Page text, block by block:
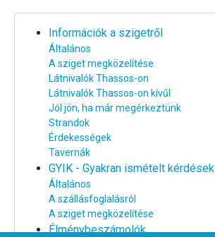
Információk a szigetről
Általános
A sziget megközelítése
Látnivalók Thassos-on
Látnivalók Thassos-on kívűl
Jól jön, ha már megérkeztünk
Strandok
Érdekességek
Tavernák
GYIK - Gyakran ismételt kérdések
Általános
A szállásfoglalásról
A sziget megközelítése
Élménybeszámolók